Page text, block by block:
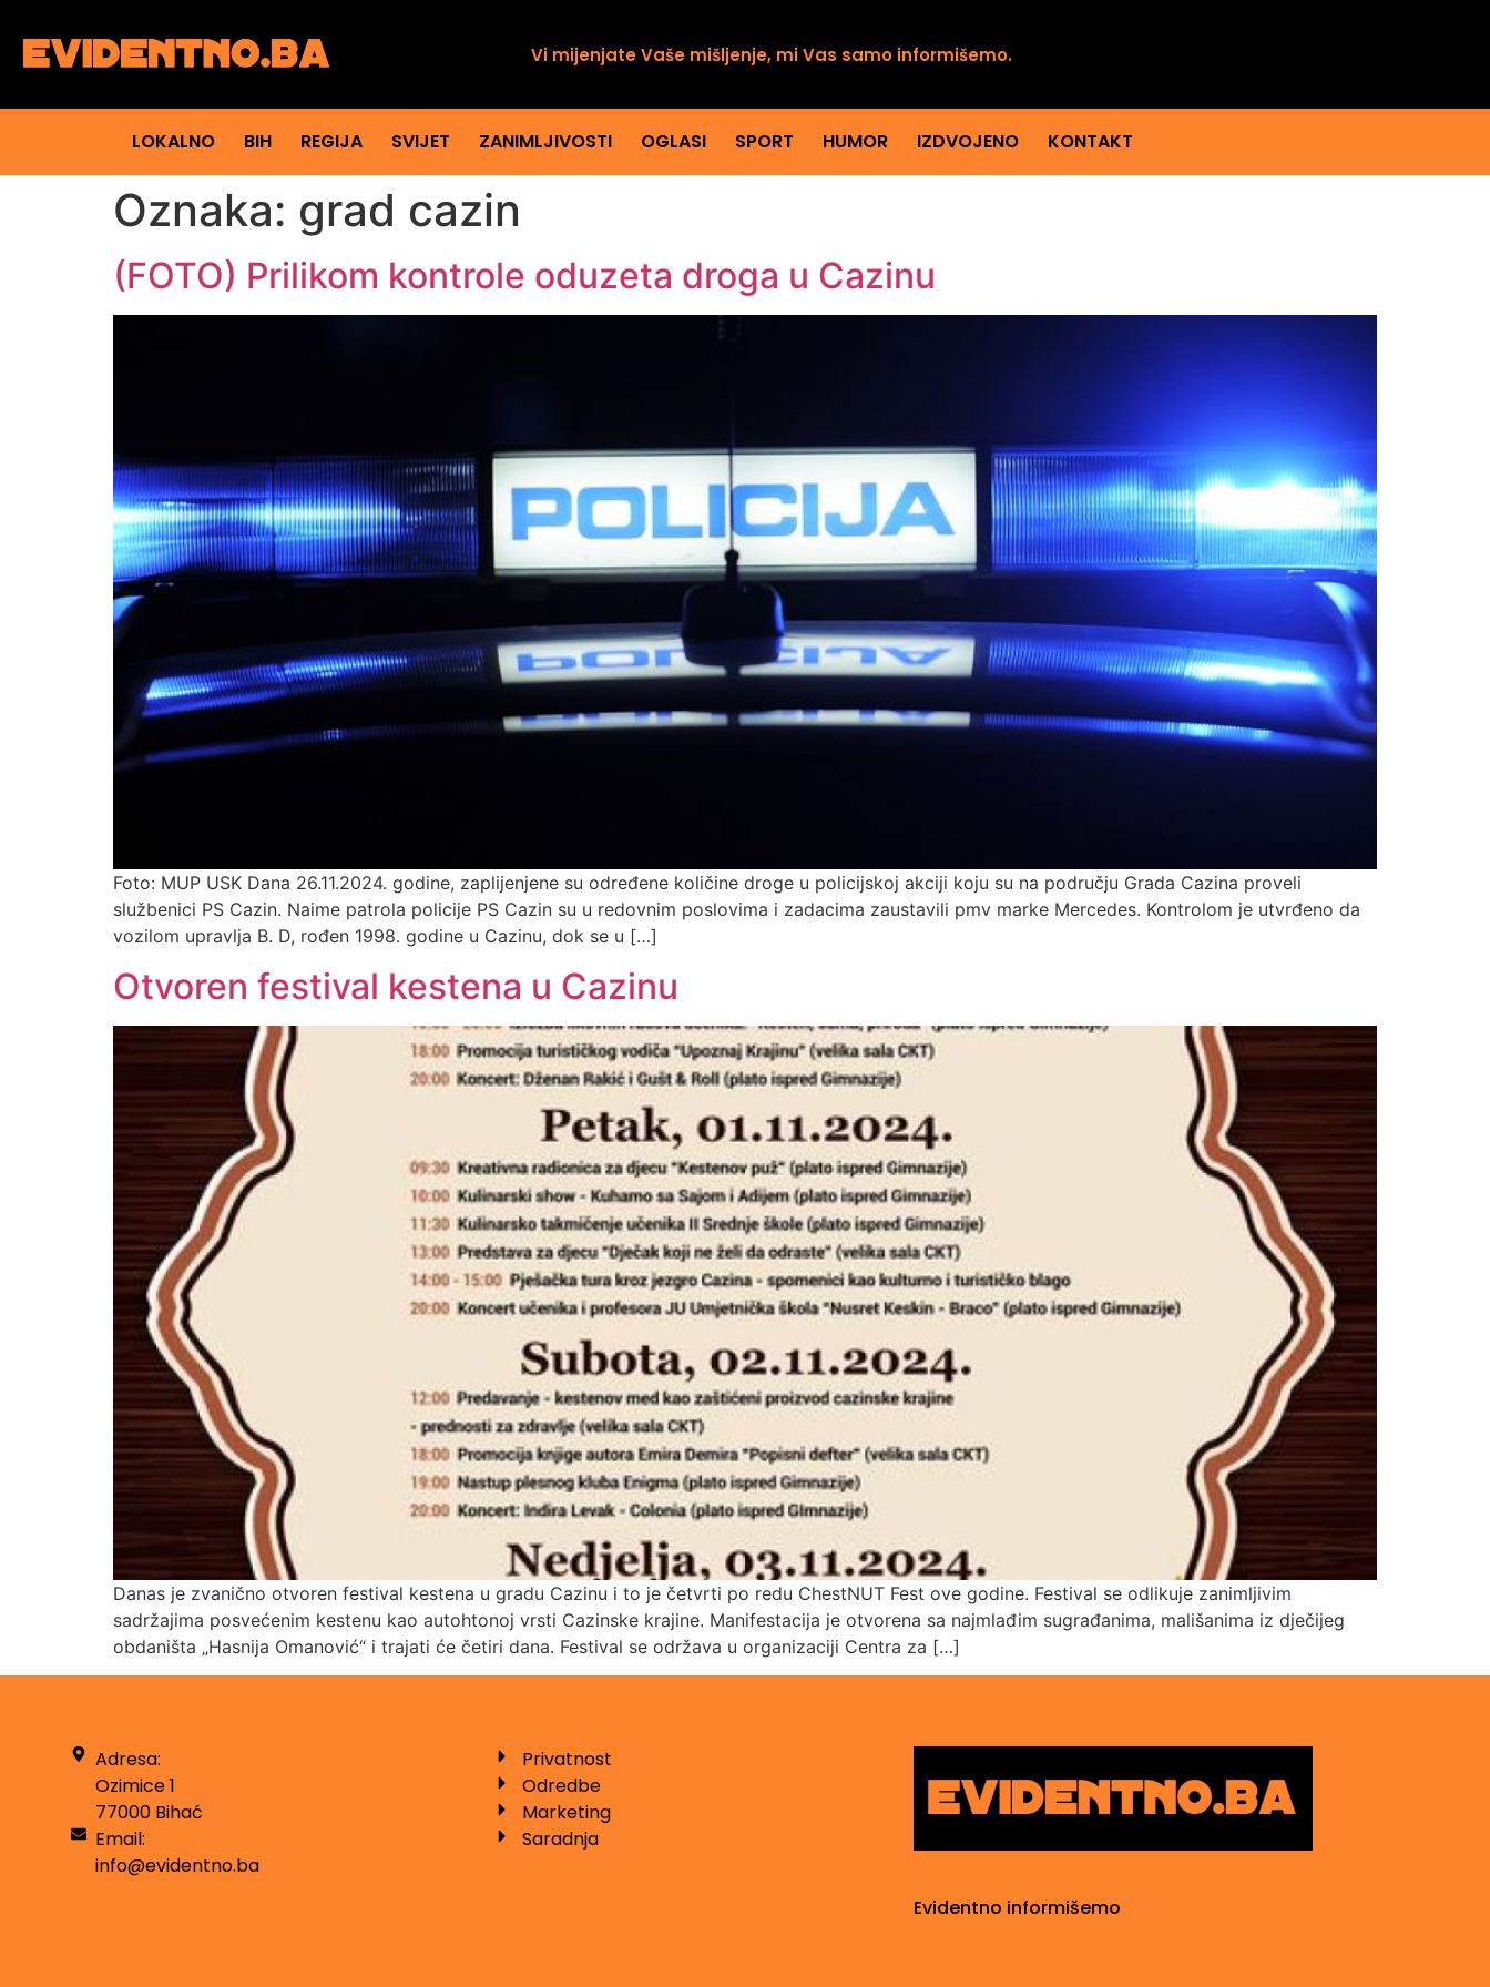
Vi mijenjate Vaše mišljenje, mi Vas samo informišemo.
LOKALNO BIH REGIJA SVIJET ZANIMLJIVOSTI OGLASI SPORT HUMOR IZDVOJENO KONTAKT
Oznaka: grad cazin
(FOTO) Prilikom kontrole oduzeta droga u Cazinu
Foto: MUP USK Dana 26.11.2024. godine, zaplijenjene su određene količine droge u policijskoj akciji koju su na području Grada Cazina proveli
službenici PS Cazin. Naime patrola policije PS Cazin su u redovnim poslovima i zadacima zaustavili pmv marke Mercedes. Kontrolom je utvrđeno da
vozilom upravlja B. D, rođen 1998. godine u Cazinu, dok se u […]
Otvoren festival kestena u Cazinu
Danas je zvanično otvoren festival kestena u gradu Cazinu i to je četvrti po redu ChestNUT Fest ove godine. Festival se odlikuje zanimljivim
sadržajima posvećenim kestenu kao autohtonoj vrsti Cazinske krajine. Manifestacija je otvorena sa najmlađim sugrađanima, mališanima iz dječijeg
obdaništa „Hasnija Omanović“ i trajati će četiri dana. Festival se održava u organizaciji Centra za […]
Adresa:
Ozimice 1
77000 Bihać
Email:
info@evidentno.ba
Privatnost
Odredbe
Marketing
Saradnja
Evidentno informišemo